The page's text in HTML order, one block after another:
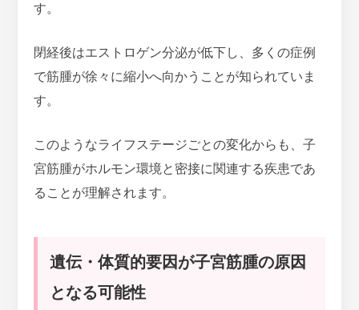
す。
閉経後はエストロゲン分泌が低下し、 多くの症例
で筋腫が徐々に縮小へ向かう ことが知られていま
す。
このようなライフステージごとの変化からも、子
宮筋腫がホルモン環境と密接に関連する疾患であ
ることが理解されます。
遺伝・体質的要因が子宮筋腫の原因
となる可能性